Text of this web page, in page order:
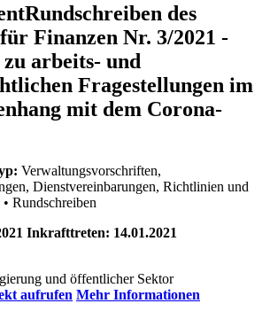
Rundschreiben des
Finanzen Nr. 3/2021 -
arbeits- und
Fragestellungen im
mit dem Corona-
Verwaltungsvorschriften,
Dienstvereinbarungen, Richtlinien und
• Rundschreiben
Inkrafttreten: 14.01.2021
aufrufen Mehr Informationen